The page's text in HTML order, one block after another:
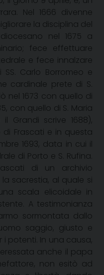
Nel 1666 divenne
la disciplina del
nel 1675 a
fece effettuare
e fece innalzare
Carlo Borromeo e
cardinale prete di S.
nel 1673 con quello di
con quello di S. Maria
Grandi scrive 1688),
Frascati e in questa
1693, data in cui il
di Porto e S. Rufina.
di un archivio
sacrestia, al quale si
scala elicoidale in
A testimonianza
sormontata dallo
saggio, giusto e
i potenti. In una causa,
anche il papa
non esitò ad